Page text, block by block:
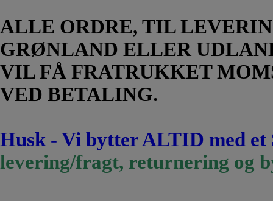
ALLE ORDRE, TIL
GRØNLAND ELLER
VIL FÅ FRATRUKKET
VED BETALING.
Husk - Vi bytter ALTID med
levering/fragt, returnering og